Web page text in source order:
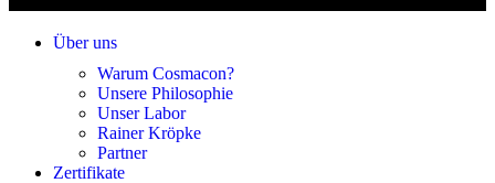
Über uns
Warum Cosmacon?
Unsere Philosophie
Unser Labor
Rainer Kröpke
Partner
Zertifikate